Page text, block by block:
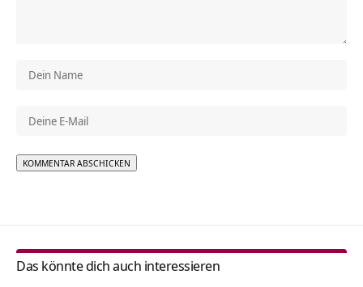
Das könnte dich auch interessieren